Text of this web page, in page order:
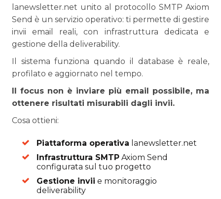
lanewsletter.net unito al protocollo SMTP Axiom
Send è un servizio operativo: ti permette di gestire
invii email reali, con infrastruttura dedicata e
gestione della deliverability.
Il sistema funziona quando il database è reale,
profilato e aggiornato nel tempo.
Il focus non è inviare più email possibile, ma
ottenere risultati misurabili dagli invii.
Cosa ottieni:
Piattaforma operativa lanewsletter.net
Infrastruttura SMTPAxiom Send
configurata sul tuo progetto
Gestione invii e monitoraggio
deliverability